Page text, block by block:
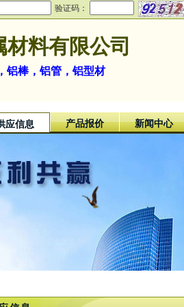
验证码：
料有限公司
铝棒，铝管，铝型材
应信息 产品报价 新闻中心